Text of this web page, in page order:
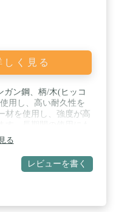
く見る
ガン鋼、柄/木(ヒッコ
用し、高い耐久性を
材を使用し、強度が高
しています。 / 【小さ
さいが、充分パワフ
小さく、手に収まるサ
ズにもかかわらず、
論手斧としての役割は
る
レビューを書く